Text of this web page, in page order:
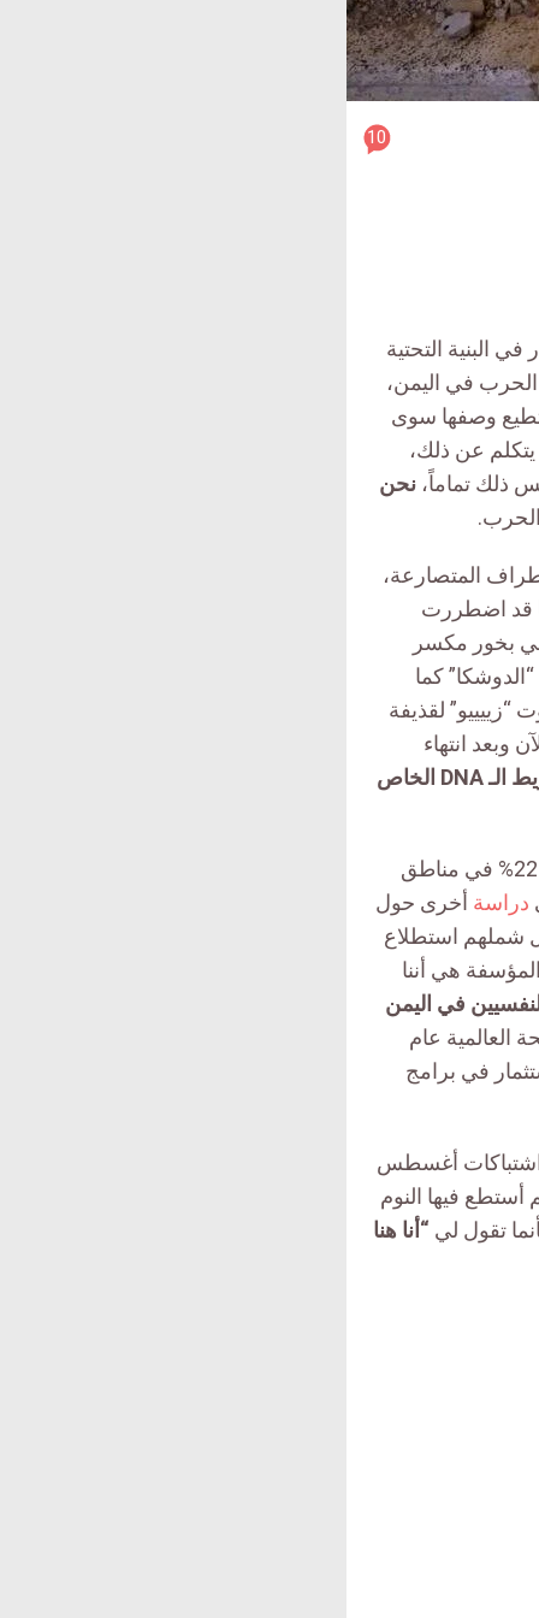
article
10
البنية التحتية
في اليمن،
وصفها سوى
عن ذلك،
ذلك تماماً، نحن
الأطراف المتصارعة،
قد اضطررت
بخور مكسر
كما
ذهني حتى بعد 5 سنوات وأن صوت “زييييو” لقذيفة
وبعد انتهاء
مازلت أشعر وكأنما الصدمة أصبحت مطبوعة في شريط الـ DNA الخاص
لمنظمة الصحة العالمية أن احتمالية الإصابة باضطرابات نفسية تزيد بنسبة 22% في مناطق
دراسة أخرى حول
النفسية للأطفال اليمنيين ذكرت النتائج أن من بين 902 طفل شملهم استطلاع
المؤسفة هي أننا
في اليمن
عام
في برامج
اشتباكات أغسطس
أستطع فيها النوم
تقول لي “أنا هنا